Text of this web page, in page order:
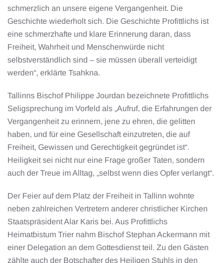
schmerzlich an unsere eigene Vergangenheit. Die
Geschichte wiederholt sich. Die Geschichte Profittlichs ist
eine schmerzhafte und klare Erinnerung daran, dass
Freiheit, Wahrheit und Menschenwürde nicht
selbstverständlich sind – sie müssen überall verteidigt
werden“, erklärte Tsahkna.
Tallinns Bischof Philippe Jourdan bezeichnete Profittlichs
Seligsprechung im Vorfeld als „Aufruf, die Erfahrungen der
Vergangenheit zu erinnern, jene zu ehren, die gelitten
haben, und für eine Gesellschaft einzutreten, die auf
Freiheit, Gewissen und Gerechtigkeit gegründet ist“.
Heiligkeit sei nicht nur eine Frage großer Taten, sondern
auch der Treue im Alltag, „selbst wenn dies Opfer verlangt“.
Der Feier auf dem Platz der Freiheit in Tallinn wohnte
neben zahlreichen Vertretern anderer christlicher Kirchen
Staatspräsident Alar Karis bei. Aus Profittlichs
Heimatbistum Trier nahm Bischof Stephan Ackermann mit
einer Delegation an dem Gottesdienst teil. Zu den Gästen
zählte auch der Botschafter des Heiligen Stuhls in den